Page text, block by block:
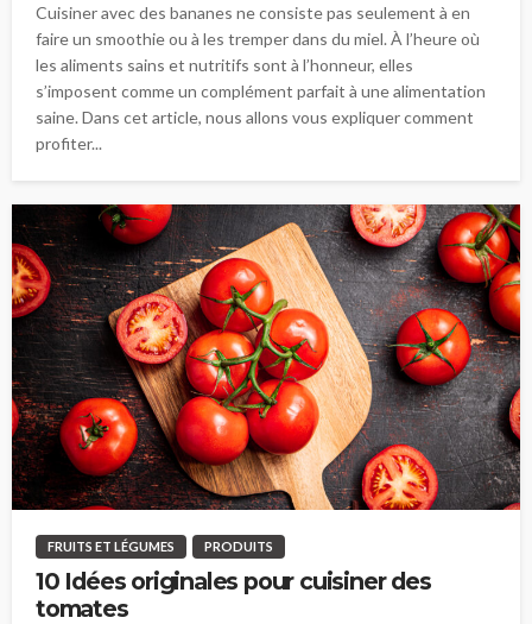
Cuisiner avec des bananes ne consiste pas seulement à en
faire un smoothie ou à les tremper dans du miel. À l’heure où
les aliments sains et nutritifs sont à l’honneur, elles
s’imposent comme un complément parfait à une alimentation
saine. Dans cet article, nous allons vous expliquer comment
profiter...
FRUITS ET LÉGUMES PRODUITS
10 Idées originales pour cuisiner des
tomates